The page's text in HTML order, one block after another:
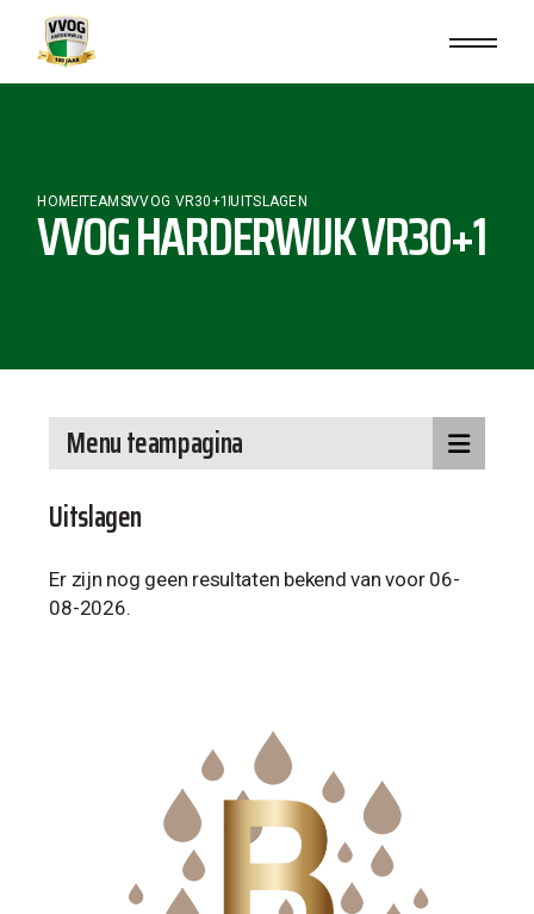
HOMETEAMSVVOG VR30+1 UITSLAGEN
VVOG HARDERWIJK VR30+1
Uitslagen
Er zijn nog geen resultaten bekend van voor 06-
08-2026.
Menu teampagina